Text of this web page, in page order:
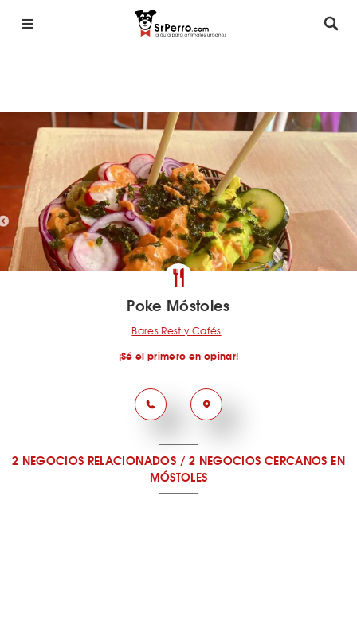
Poke Móstoles
Bares Rest y Cafés
¡Sé el primero en opinar!
2 NEGOCIOS RELACIONADOS/2 NEGOCIOS CERCANOS EN
MÓSTOLES